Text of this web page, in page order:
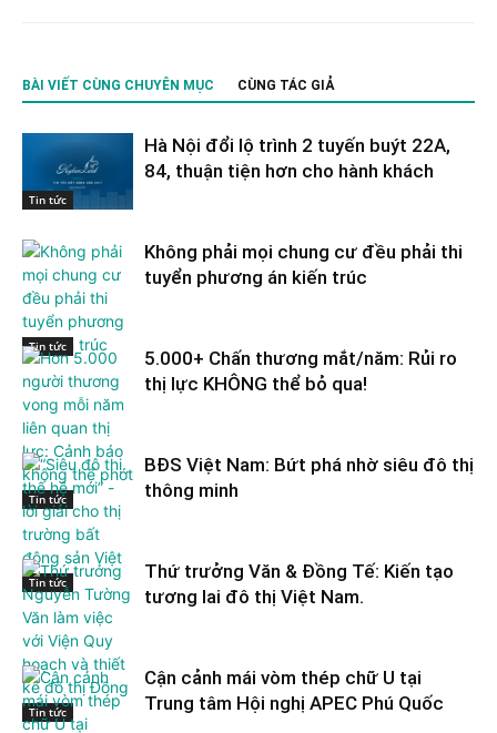
BÀI VIẾT CÙNG CHUYÊN MỤC CÙNG TÁC GIẢ
Tin tức
Hà Nội đổi lộ trình 2 tuyến buýt 22A,
84, thuận tiện hơn cho hành khách
Tin tức
Không phải mọi chung cư đều phải thi
tuyển phương án kiến trúc
Tin tức
5.000+ Chấn thương mắt/năm: Rủi ro
thị lực KHÔNG thể bỏ qua!
Tin tức
BĐS Việt Nam: Bứt phá nhờ siêu đô thị
thông minh
Tin tức
Thứ trưởng Văn & Đồng Tế: Kiến tạo
tương lai đô thị Việt Nam.
Cận cảnh mái vòm thép chữ U tại
Trung tâm Hội nghị APEC Phú Quốc